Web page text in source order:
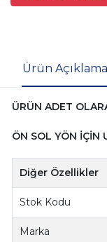
Ürün
ÜRÜN ADET
ÖN SOL YÖN İÇİN
Diğer Özellikler
Stok Kodu
Marka